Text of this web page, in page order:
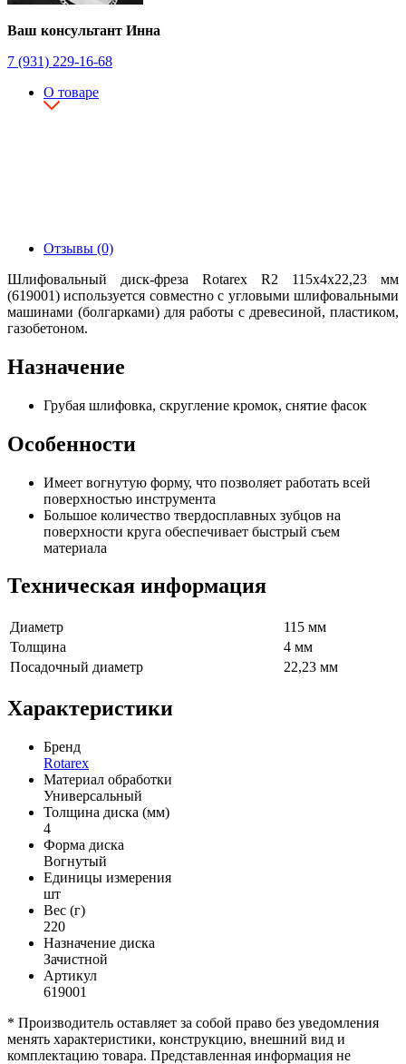
Ваш консультант Инна
7 (931) 229-16-68
О товаре
Отзывы (0)
Шлифовальный диск-фреза Rotarex R2 115х4х22,23 мм
(619001) используется совместно с угловыми шлифовальными
машинами (болгарками) для работы с древесиной, пластиком,
газобетоном.
Назначение
Грубая шлифовка, скругление кромок, снятие фасок
Особенности
Имеет вогнутую форму, что позволяет работать всей
поверхностью инструмента
Большое количество твердосплавных зубцов на
поверхности круга обеспечивает быстрый съем
материала
Техническая информация
Диаметр
115 мм
Толщина
4 мм
Посадочный диаметр
22,23 мм
Характеристики
Бренд
Rotarex
Материал обработки
Универсальный
Толщина диска (мм)
4
Форма диска
Вогнутый
Единицы измерения
шт
Вес (г)
220
Назначение диска
Зачистной
Артикул
619001
* Производитель оставляет за собой право без уведомления
менять характеристики, конструкцию, внешний вид и
комплектацию товара. Представленная информация не